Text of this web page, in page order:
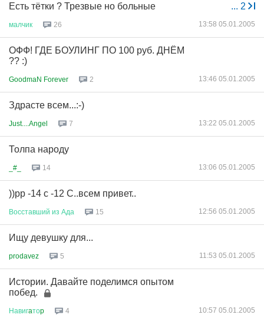
... 2
Есть тётки ? Трезвые но больные
малчик 26 13:58 05.01.2005
ОФФ! ГДЕ БОУЛИНГ ПО 100 руб. ДНЁМ
?? :)
GoodmaN Forever 2 13:46 05.01.2005
Здрасте всем...:-)
Just....Angel 7 13:22 05.01.2005
Толпа народу
_#_ 14 13:06 05.01.2005
))рр -14 с -12 С..всем привет..
Восставший из Ада 15 12:56 05.01.2005
Ищу девушку для...
prodavez 5 11:53 05.01.2005
Истории. Давайте поделимся опытом
побед.
Навигaтоp 4 10:57 05.01.2005